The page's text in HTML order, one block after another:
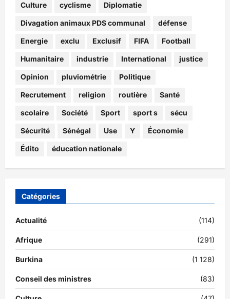
Culture cyclisme Diplomatie
Divagation animaux PDS communal défense
Energie exclu Exclusif FIFA Football
Humanitaire industrie International justice
Opinion pluviométrie Politique
Recrutement religion routière Santé
scolaire Société Sport sport s sécu
Sécurité Sénégal Use Y Économie
Édito éducation nationale
Catégories
Actualité (114)
Afrique (291)
Burkina (1 128)
Conseil des ministres (83)